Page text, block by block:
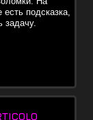
подсказка,
задачу.